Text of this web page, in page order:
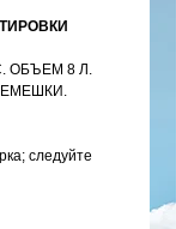
ОБЪЕМ 8 Л.
следуйте